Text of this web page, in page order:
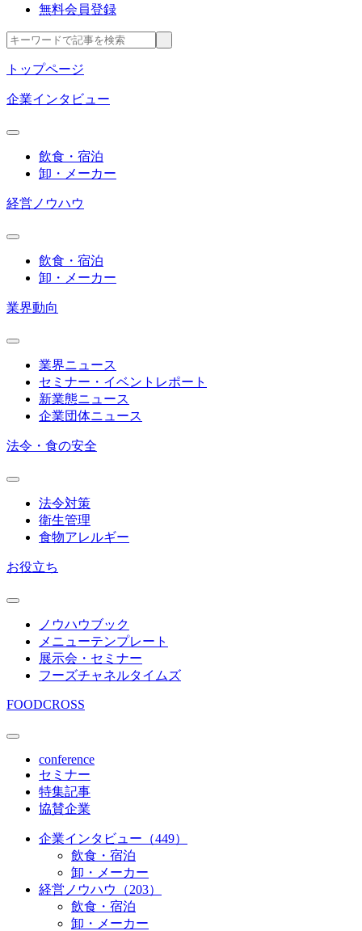
無料会員登録
トップページ
企業インタビュー
飲食・宿泊
卸・メーカー
経営ノウハウ
飲食・宿泊
卸・メーカー
業界動向
業界ニュース
セミナー・イベントレポート
新業態ニュース
企業団体ニュース
法令・食の安全
法令対策
衛生管理
食物アレルギー
お役立ち
ノウハウブック
メニューテンプレート
展示会・セミナー
フーズチャネルタイムズ
FOODCROSS
conference
セミナー
特集記事
協賛企業
企業インタビュー（449）
飲食・宿泊
卸・メーカー
経営ノウハウ（203）
飲食・宿泊
卸・メーカー